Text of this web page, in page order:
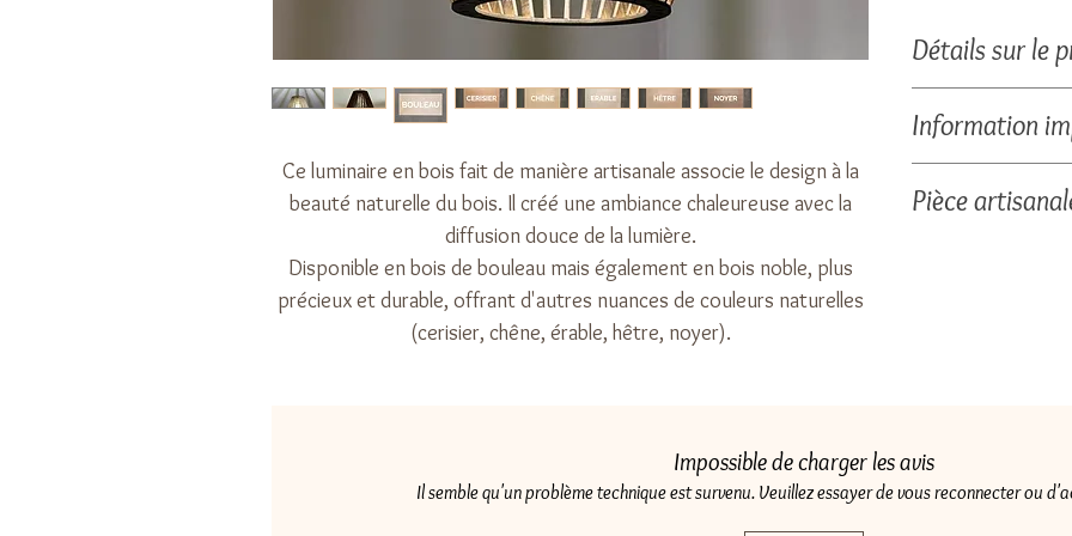
Ce luminaire en bois fait de manière artisanale associe le design à la
beauté naturelle du bois. Il créé une ambiance chaleureuse avec la
diffusion douce de la lumière.
Disponible en bois de bouleau mais également en bois noble, plus
précieux et durable, offrant d'autres nuances de couleurs naturelles
(cerisier, chêne, érable, hêtre, noyer).
Détails sur le
Bois : CP de
cerisier, hêtre...)
Ampoule LED E27,
Information
texture sont
Pièce
Impossible de charger les avis
Il semble qu'un problème technique est survenu. Veuillez essayer de vous reconnecter ou